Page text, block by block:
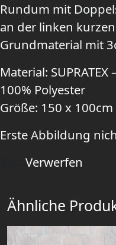
Rundum mit
an der linken
Grundmaterial mit
Material:
100% Polyester
Größe: 150 x 100cm
Erste Abbildung
Verwerfen
Ähnliche